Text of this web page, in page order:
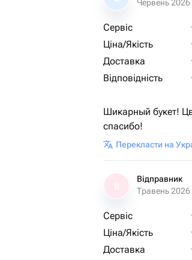
Червень 2026
Сервіс
Ціна/Якість
Доставка
Відповідність
Шикарный букет!
спасибо!
Перекласти на
Відправник
Травень 2026
Сервіс
Ціна/Якість
Доставка